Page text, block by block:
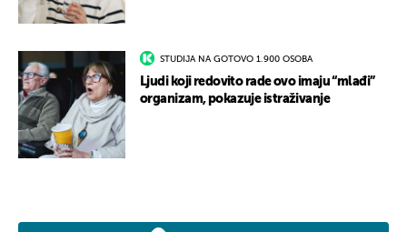
STUDIJA NA GOTOVO 1.900 OSOBA
Ljudi koji redovito rade ovo imaju “mlađi”
organizam, pokazuje istraživanje